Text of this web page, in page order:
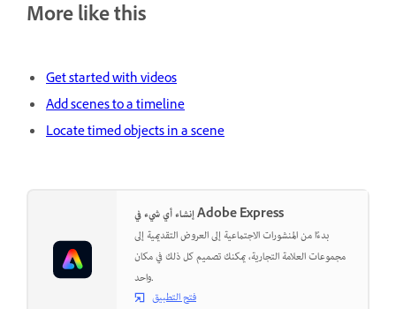
More like this
Get started with videos
Add scenes to a timeline
Locate timed objects in a scene
إنشاء أي شيء في Adobe Express
بدءًا من المنشورات الاجتماعية إلى العروض التقديمية إلى
مجموعات العلامة التجارية، يمكنك تصميم كل ذلك في مكان
واحد.
فتح التطبيق